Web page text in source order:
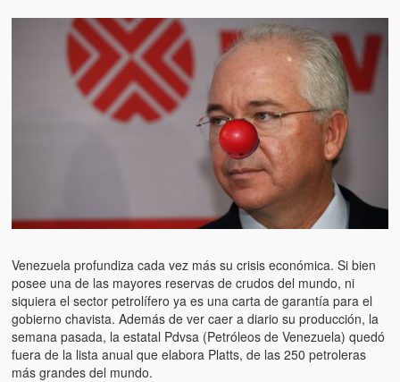
Venezuela profundiza cada vez más su crisis económica. Si bien
posee una de las mayores reservas de crudos del mundo, ni
siquiera el sector petrolífero ya es una carta de garantía para el
gobierno chavista. Además de ver caer a diario su producción, la
semana pasada, la estatal Pdvsa (Petróleos de Venezuela) quedó
fuera de la lista anual que elabora Platts, de las 250 petroleras
más grandes del mundo.